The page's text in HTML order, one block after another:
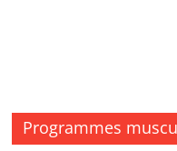
Programmes